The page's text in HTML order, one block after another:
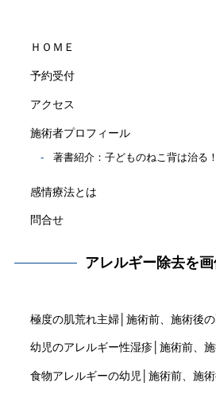
ＨＯＭＥ
予約受付
アクセス
施術者プロフィール
著書紹介：子どものねこ背は治る！
感情療法とは
問合せ
アレルギー除去を
極度の肌荒れ主婦│施術前、施術後
幼児のアレルギー性湿疹│施術前、
食物アレルギーの幼児│施術前、施